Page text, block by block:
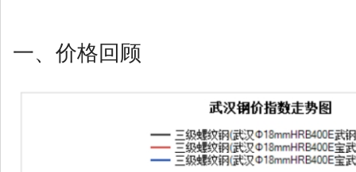
一、价格回顾